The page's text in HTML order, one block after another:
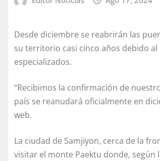
Desde diciembre se reabrirán las
su territorio casi cinco años debido
especializados.
“Recibimos la confirmación de
país se reanudará oficialmente en
web.
La ciudad de Samjiyon, cerca de la
visitar el monte Paektu donde,